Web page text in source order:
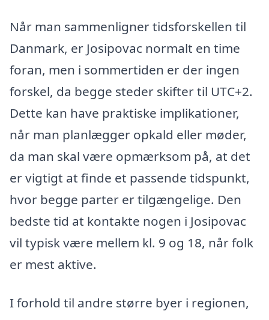
Når man sammenligner tidsforskellen til
Danmark, er Josipovac normalt en time
foran, men i sommertiden er der ingen
forskel, da begge steder skifter til UTC+2.
Dette kan have praktiske implikationer,
når man planlægger opkald eller møder,
da man skal være opmærksom på, at det
er vigtigt at finde et passende tidspunkt,
hvor begge parter er tilgængelige. Den
bedste tid at kontakte nogen i Josipovac
vil typisk være mellem kl. 9 og 18, når folk
er mest aktive.
I forhold til andre større byer i regionen,